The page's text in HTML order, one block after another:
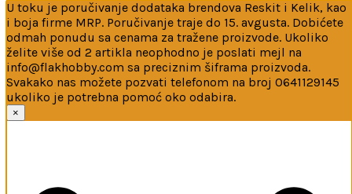
U toku je poručivanje dodataka brendova Reskit i Kelik, kao
i boja firme MRP. Poručivanje traje do 15. avgusta. Dobićete
odmah ponudu sa cenama za tražene proizvode. Ukoliko
želite više od 2 artikla neophodno je poslati mejl na
info@flakhobby.com sa preciznim šiframa proizvoda.
Svakako nas možete pozvati telefonom na broj 0641129145
ukoliko je potrebna pomoć oko odabira.
×
Ova web-stranica koristi kolačiće